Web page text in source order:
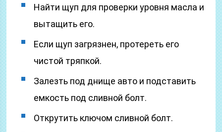
Найти щуп для проверки уровня масла и
вытащить его.
Если щуп загрязнен, протереть его
чистой тряпкой.
Залезть под днище авто и подставить
емкость под сливной болт.
Открутить ключом сливной болт.